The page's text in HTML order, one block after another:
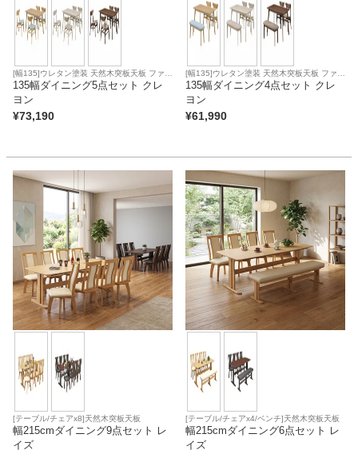
[幅135]ウレタン塗装 天然木突板天板 ファブ
リック座面
135幅ダイニング5点セット クレ
ヨン
¥73,190
[幅135]ウレタン塗装 天然木突板天板 ファブ
リック座面
135幅ダイニング4点セット クレ
ヨン
¥61,990
[テーブル/チェアx8]天然木突板天板
幅215cmダイニング9点セット レ
イズ
[テーブル/チェアx4/ベンチ]天然木突板天板
幅215cmダイニング6点セット レ
イズ